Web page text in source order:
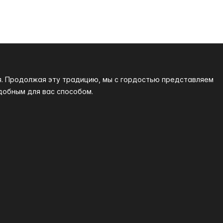
Продолжая эту традицию, мы с гордостью представляем
для вас способом.